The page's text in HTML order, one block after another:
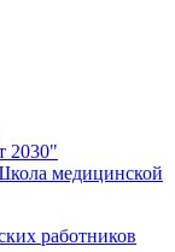
2030"
медицинской
работников